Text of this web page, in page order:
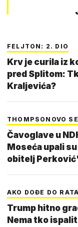
FELJTON: 2. DIO
Krv je curila iz
pred Splitom:
Kraljevića?
THOMPSONOVO
Čavoglave u
Moseća upali
obitelj Perković'
AKO DOĐE DO
Trump hitno
Nema tko